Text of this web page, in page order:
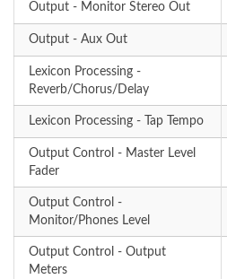
Output - Monitor Stereo Out
Output - Aux Out
Lexicon Processing -
Reverb/Chorus/Delay
Lexicon Processing - Tap Tempo
Output Control - Master Level
Fader
Output Control -
Monitor/Phones Level
Output Control - Output
Meters